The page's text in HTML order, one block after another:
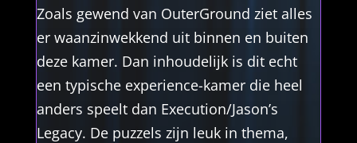
Zoals gewend van OuterGround ziet alles
er waanzinwekkend uit binnen en buiten
deze kamer. Dan inhoudelijk is dit echt
een typische experience-kamer die heel
anders speelt dan Execution/Jason’s
Legacy. De puzzels zijn leuk in thema,